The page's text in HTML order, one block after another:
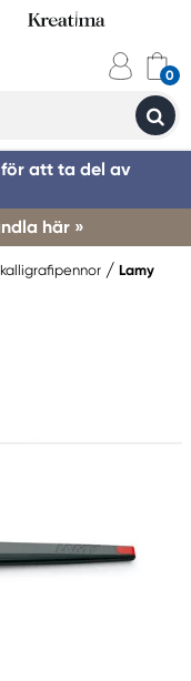
att ta del av
här »
Lamy